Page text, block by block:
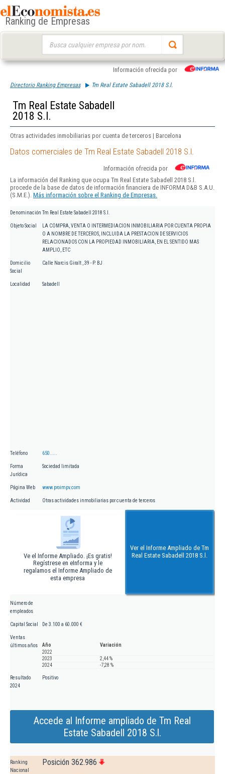
Ranking de Empresas
Información ofrecida por
Directorio Ranking Empresas Tm Real Estate Sabadell 2018 S.l.
Tm Real Estate Sabadell
2018 S.l.
Otras actividades inmobiliarias por cuenta de terceros | Barcelona
Datos comerciales de Tm Real Estate Sabadell 2018 S.l.
Información ofrecida por
La información del Ranking que ocupa Tm Real Estate Sabadell 2018 S.l.
procede de la base de datos de información financiera de INFORMA D&B S.A.U.
(S.M.E.). Más información sobre el Ranking de Empresas.
Denominación Tm Real Estate Sabadell 2018 S.l.
Objeto Social
LA COMPRA, VENTA O INTERMEDIACION INMOBILIARIA POR CUENTA PROPIA
O A NOMBRE DE TERCEROS, INCLUIDA LA PRESTACION DE SERVICIOS
RELACIONADOS CON LA PROPIEDAD INMOBILIARIA, EN EL SENTIDO MAS
AMPLIO, ETC
Domicilio
Social
Calle Narcis Giralt , 39 - P. BJ
Localidad Sabadell
Teléfono 650.....
Forma
Jurídica
Sociedad limitada
Página Web www.proimpv.com
Actividad Otras actividades inmobiliarias por cuenta de terceros
Ve el Informe Ampliado. ¡Es gratis!
Regístrese en eInforma y le
regalamos el Informe Ampliado de
esta empresa
Ver el Informe Ampliado de Tm
Real Estate Sabadell 2018 S.l.
Número de
empleados
Capital Social De 3.100 a 60.000 €
Ventas
últimos años
Año
Variación
2022
2023
2,44 %
2024
-7,28 %
Resultado
2024
Positivo
Accede al Informe ampliado de Tm Real
Estate Sabadell 2018 S.l.
Ranking
Nacional
Posición 362.986